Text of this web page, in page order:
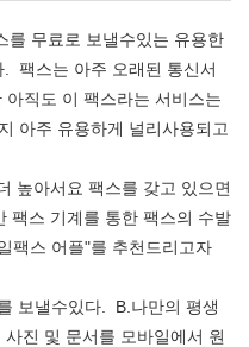
를 무료로 보낼수있는 유용한
팩스는 아주 오래된 통신서
직도 이 팩스라는 서비스는
아주 유용하게 널리사용되고
높아서요 팩스를 갖고 있으면
팩스 기계를 통한 팩스의 수발
팩스 어플"를 추천드리고자
보낼수있다. B.나만의 평생
진 및 문서를 모바일에서 원